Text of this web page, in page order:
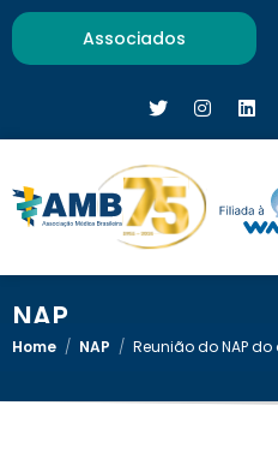
Associados
NAP
Home / NAP / Reunião do NAP